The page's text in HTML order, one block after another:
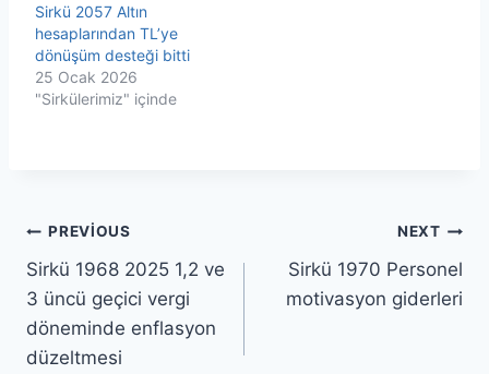
Sirkü 2057 Altın
hesaplarından TL’ye
dönüşüm desteği bitti
25 Ocak 2026
"Sirkülerimiz" içinde
Yazı
gezinmesi
PREVIOUS
Sirkü 1968 2025 1,2 ve
3 üncü geçici vergi
döneminde enflasyon
düzeltmesi
NEXT
Sirkü 1970 Personel
motivasyon giderleri